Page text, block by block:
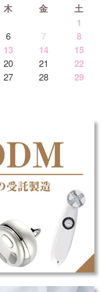
木 金
土
1
6 7
8
13 14
15
20 21
22
27 28
29